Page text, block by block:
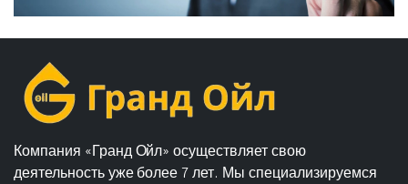
Компания «Гранд Ойл» осуществляет свою
деятельность уже более 7 лет. Мы специализируемся